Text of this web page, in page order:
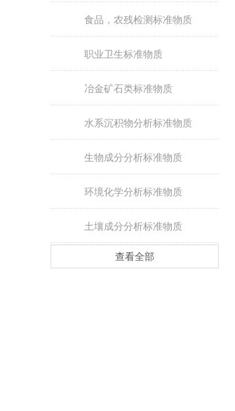
食品，农残检测标准物质
职业卫生标准物质
冶金矿石类标准物质
水系沉积物分析标准物质
生物成分分析标准物质
环境化学分析标准物质
土壤成分分析标准物质
查看全部